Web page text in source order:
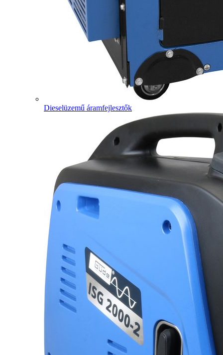
Dieselüzemű áramfejlesztők